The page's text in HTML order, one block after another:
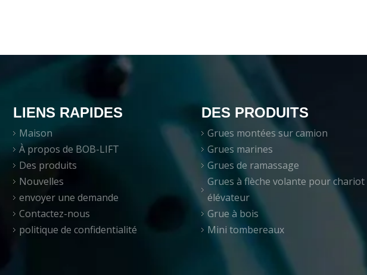
LIENS RAPIDES
Maison
À propos de BOB-LIFT
Des produits
Nouvelles
envoyer une demande
Contactez-nous
politique de confidentialité
DES PRODUITS
Grues montées sur camion
Grues marines
Grues de ramassage
Grues à flèche volante pour chariot
élévateur
Grue à bois
Mini tombereaux